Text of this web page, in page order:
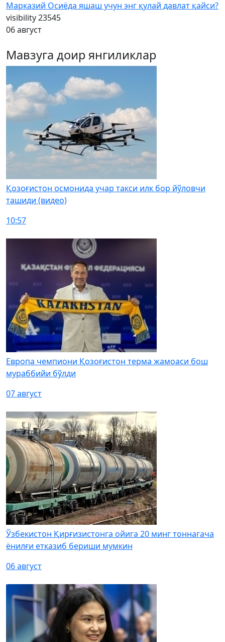
Марказий Осиёда яшаш учун энг қулай давлат қайси?
visibility23545
06 август
Мавзуга доир янгиликлар
Қозоғистон осмонида учар такси илк бор йўловчи
ташиди (видео)
10:57
Европа чемпиони Қозоғистон терма жамоаси бош
мураббийи бўлди
07 август
Ўзбекистон Қирғизистонга ойига 20 минг тоннагача
ёнилғи етказиб бериши мумкин
06 август